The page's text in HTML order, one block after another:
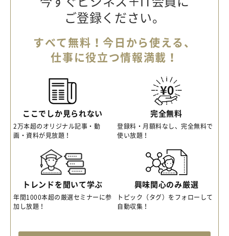
ご登録ください。
すべて無料！今日から使える、
仕事に役立つ情報満載！
ここでしか見られない
2万本超のオリジナル記事・動
画・資料が見放題！
完全無料
登録料・月額料なし、完全無料で
使い放題！
トレンドを聞いて学ぶ
年間1000本超の厳選セミナーに参
加し放題！
興味関心のみ厳選
トピック（タグ）をフォローして
自動収集！